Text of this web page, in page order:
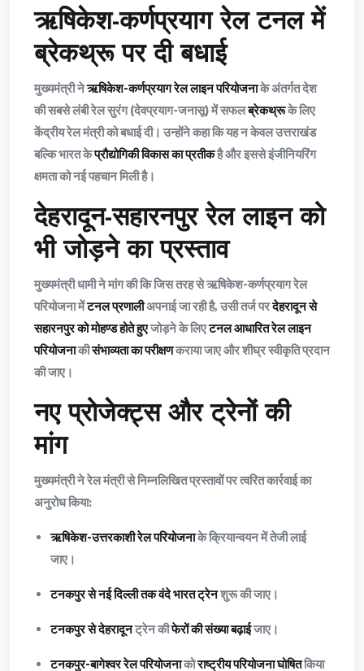
ऋषिकेश-कर्णप्रयाग रेल टनल में
ब्रेकथ्रू पर दी बधाई
मुख्यमंत्री नेऋषिकेश-कर्णप्रयाग रेल लाइन परियोजनाके अंतर्गत देश
की सबसे लंबी रेल सुरंग (देवप्रयाग-जनासू) में सफलब्रेकथ्रूके लिए
केंद्रीय रेल मंत्री को बधाई दी। उन्होंने कहा कि यह न केवल उत्तराखंड
बल्कि भारत केप्रौद्योगिकी विकास का प्रतीकहै और इससे इंजीनियरिंग
क्षमता को नई पहचान मिली है।
देहरादून-सहारनपुर रेल लाइन को
भी जोड़ने का प्रस्ताव
मुख्यमंत्री धामी ने मांग की कि जिस तरह से ऋषिकेश-कर्णप्रयाग रेल
परियोजना मेंटनल प्रणालीअपनाई जा रही है, उसी तर्ज परदेहरादून से
सहारनपुर को मोहण्ड होते हुएजोड़ने के लिएटनल आधारित रेल लाइन
परियोजनाकीसंभाव्यता का परीक्षणकराया जाए और शीघ्र स्वीकृति प्रदान
की जाए।
नए प्रोजेक्ट्स और ट्रेनों की
मांग
मुख्यमंत्री ने रेल मंत्री से निम्नलिखित प्रस्तावों पर त्वरित कार्रवाई का
अनुरोध किया:
ऋषिकेश-उत्तरकाशी रेल परियोजनाके क्रियान्वयन में तेजी लाई
जाए।
टनकपुर से नई दिल्ली तक वंदे भारत ट्रेनशुरू की जाए।
टनकपुर से देहरादूनट्रेन कीफेरों की संख्या बढ़ाईजाए।
टनकपुर-बागेश्वर रेल परियोजनाकोराष्ट्रीय परियोजना घोषितकिया